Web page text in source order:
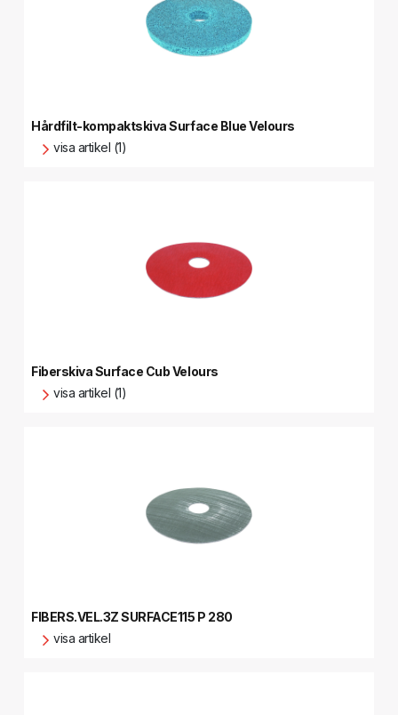
Hårdfilt-kompaktskiva Surface Blue Velours
visa artikel (1)
Fiberskiva Surface Cub Velours
visa artikel (1)
FIBERS.VEL.3Z SURFACE115 P 280
visa artikel